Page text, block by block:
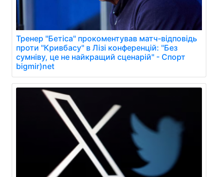
Тренер "Бетіса" прокоментував матч-відповідь
проти "Кривбасу" в Лізі конференцій: "Без
сумніву, це не найкращий сценарій" - Спорт
bigmir)net